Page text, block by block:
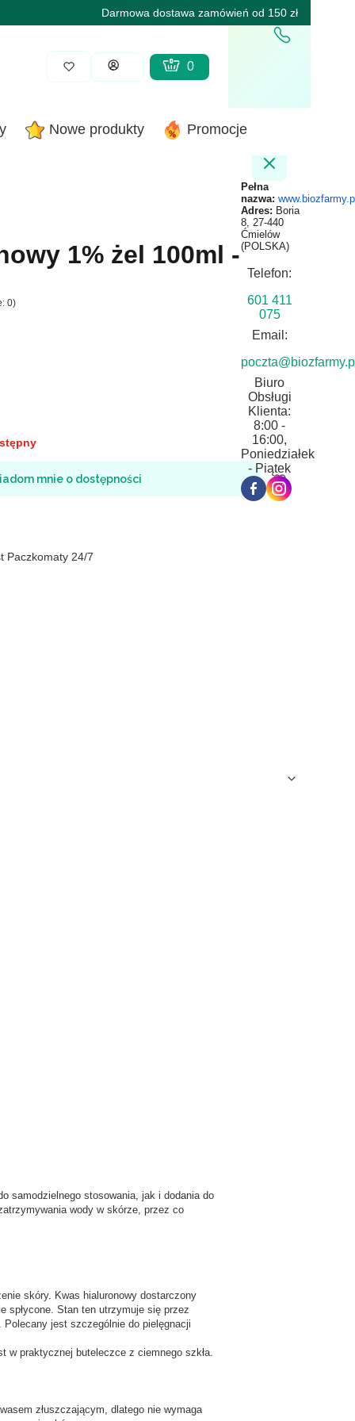
Darmowa dostawa zamówień od 150 zł
Zaloguj się
Produkty w koszyku: 0. Zobacz
Koszyk
Pełna
nazwa:
Adres: Boria
8, 27-440
Ćmielów
(POLSKA)
Telefon:
601 411
075
Email:
Biuro
Obsługi
Klienta:
8:00 -
16:00,
Poniedziałek
- Piątek
Nowe produkty Promocje
1% żel 100ml -
0)
mnie o dostępności
Paczkomaty 24/7
samodzielnego stosowania, jak i dodania do
wody w skórze, przez co
skóry. Kwas hialuronowy dostarczony
spłycone. Stan ten utrzymuje się przez
jest szczególnie do pielęgnacji
w praktycznej buteleczce z ciemnego szkła.
złuszczającym, dlatego nie wymaga